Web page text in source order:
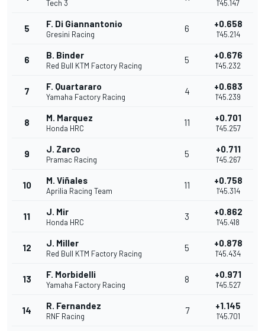
Tech 3 1'45.147
5 F. Di Giannantonio
Gresini Racing
6 +0.658
1'45.214
6 B. Binder
Red Bull KTM Factory Racing
5 +0.676
1'45.232
7 F. Quartararo
Yamaha Factory Racing
4 +0.683
1'45.239
8 M. Marquez
Honda HRC
11 +0.701
1'45.257
9 J. Zarco
Pramac Racing
5 +0.711
1'45.267
10 M. Viñales
Aprilia Racing Team
11 +0.758
1'45.314
11 J. Mir
Honda HRC
3 +0.862
1'45.418
12 J. Miller
Red Bull KTM Factory Racing
5 +0.878
1'45.434
13 F. Morbidelli
Yamaha Factory Racing
8 +0.971
1'45.527
14 R. Fernandez
RNF Racing
7 +1.145
1'45.701